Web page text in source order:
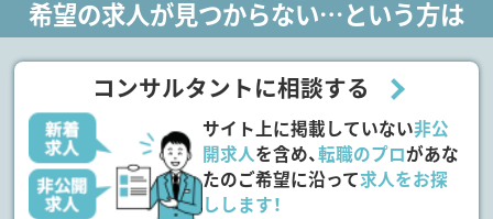
希望の求人が見つからない…という方は
コンサルタントに相談する
サイト上に掲載していない非公
開求人を含め、転職のプロがあな
たのご希望に沿って求人をお探
しします！